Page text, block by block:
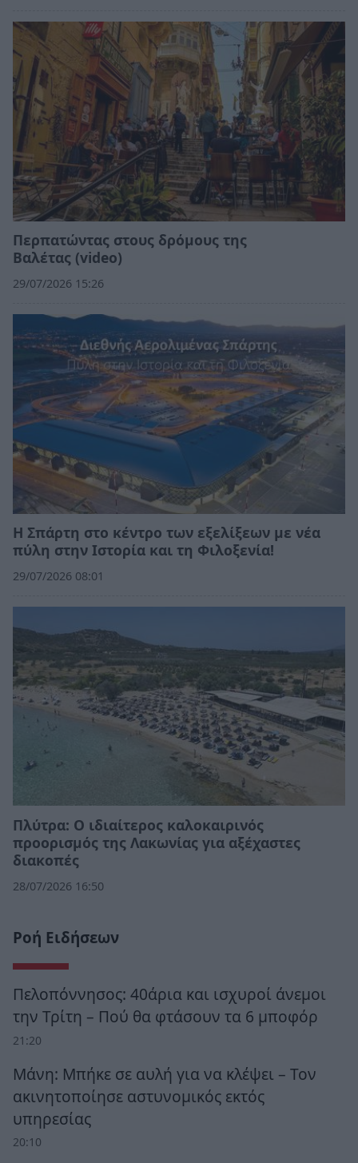
Περπατώντας στους δρόμους της
Βαλέτας (video)
29/07/2026 15:26
Η Σπάρτη στο κέντρο των εξελίξεων με νέα
πύλη στην Ιστορία και τη Φιλοξενία!
29/07/2026 08:01
Πλύτρα: Ο ιδιαίτερος καλοκαιρινός
προορισμός της Λακωνίας για αξέχαστες
διακοπές
28/07/2026 16:50
Ροή Ειδήσεων
Πελοπόννησος: 40άρια και ισχυροί άνεμοι
την Τρίτη – Πού θα φτάσουν τα 6 μποφόρ
21:20
Μάνη: Μπήκε σε αυλή για να κλέψει – Τον
ακινητοποίησε αστυνομικός εκτός
υπηρεσίας
20:10